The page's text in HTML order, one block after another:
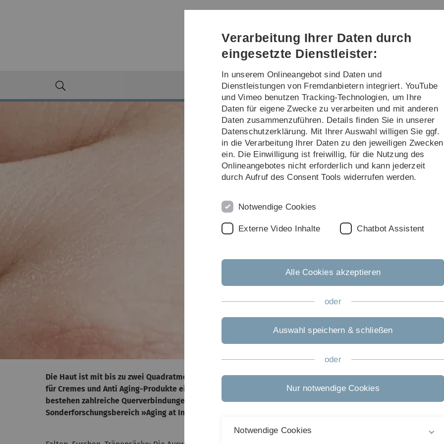
Direkt
Direkt
Direkt
(Sprache,
Drucken,
Social
Direkt
Direkt
Die
SFB
Organen
Die Haut ist mit bis zu zwei Quadratmetern Fläche das größte Einzelorgan des Menschen. Sie prägt unser
für Cremes und Anti Aging-Produkte ein kleines Vermögen ausgegeben wird. Dabei sind Falten nur die
bestehen zahlreiche Querverbindungen zum Zustand von Gefäßen, Knochen oder etwa der Leber. Diese
Sonderforschungsbereich »Aging at Interfaces« untersucht.
Verarbeitung Ihrer Daten durch
eingesetzte Dienstleister:
In unserem Onlineangebot sind Daten und
Dienstleistungen von Fremdanbietern integriert. YouTube
und Vimeo benutzen Tracking-Technologien, um Ihre
Daten für eigene Zwecke zu verarbeiten und mit anderen
Daten zusammenzuführen. Details finden Sie in unserer
Datenschutzerklärung. Mit Ihrer Auswahl willigen Sie ggf.
in die Verarbeitung Ihrer Daten zu den jeweiligen Zwecken
ein. Die Einwilligung ist freiwillig, für die Nutzung des
Onlineangebotes nicht erforderlich und kann jederzeit
durch Aufruf des Consent Tools widerrufen werden.
Notwendige Cookies
Externe Video Inhalte Chatbot Assistent
Alle Cookies akzeptieren
oder
Auswahl speichern & schließen
oder
Nur notwendige Cookies
Notwendige Cookies